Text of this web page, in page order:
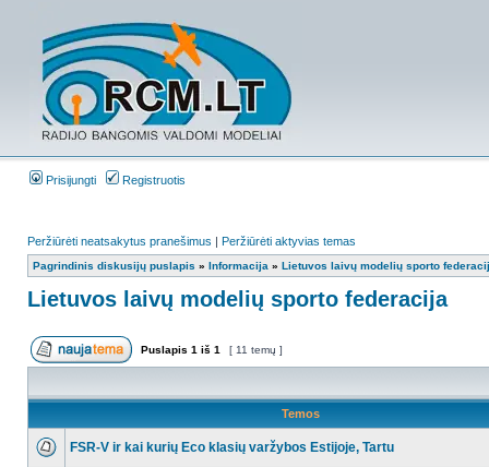
Prisijungti Registruotis
Peržiūrėti neatsakytus pranešimus | Peržiūrėti aktyvias temas
Pagrindinis diskusijų puslapis » Informacija » Lietuvos laivų modelių sporto
Lietuvos laivų modelių sporto federacija
Puslapis 1 iš 1 [ 11 temų ]
Temos
FSR-V ir kai kurių Eco klasių varžybos Estijoje, Tartu